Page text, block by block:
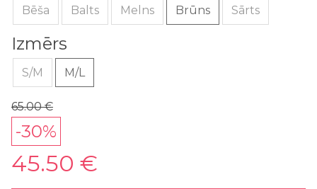
65.00 €
-30%
45.50 €
Bēša Balts Melns Brūns Sārts
Izmērs
S/M M/L